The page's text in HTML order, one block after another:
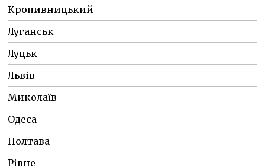
Кропивницький
Луганськ
Луцьк
Львів
Миколаїв
Одеса
Полтава
Рівне